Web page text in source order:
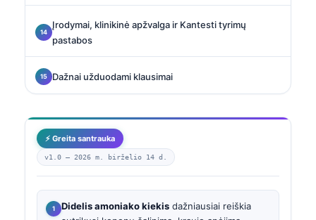
Įrodymai, klinikinė apžvalga ir Kantesti tyrimų
pastabos
Dažnai užduodami klausimai
⚡ Greita santrauka
v1.0 — 2026 m. birželio 14 d.
Didelis amoniako kiekis dažniausiai reiškia